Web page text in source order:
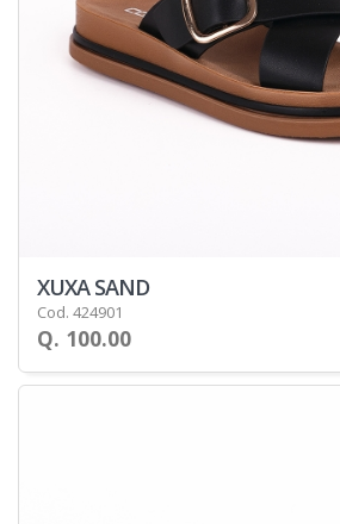
XUXA SAND
Cod. 424901
Q. 100.00